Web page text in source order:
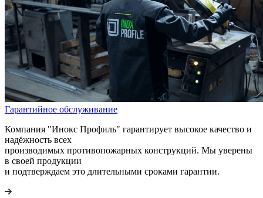
Гарантийное обслуживание
Компания "Инокс Профиль" гарантирует высокое качество и
надёжность всех
производимых противопожарных конструкций. Мы уверены
в своей продукции
и подтверждаем это длительными сроками гарантии.